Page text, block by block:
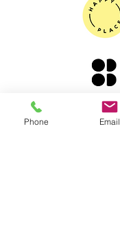
Phone Email